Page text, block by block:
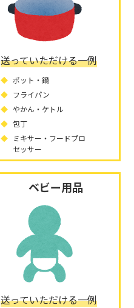
送っていただける一例
ポット・鍋
フライパン
やかん・ケトル
包丁
ミキサー・フードプロ
セッサー
ベビー用品
送っていただける一例